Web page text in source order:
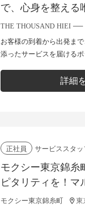
で、心身を整える
上げる。マルチタ
THE THOUSAND HIEI ──
お客様の到着から出発ま
添ったサービスを届けるポジションで
理、さらには薬草茶の提案
詳細
正社員 サービススタッ
モクシー東京錦糸
ピタリティを！マ
ッフ)を募集中！
モクシー東京錦糸町 東